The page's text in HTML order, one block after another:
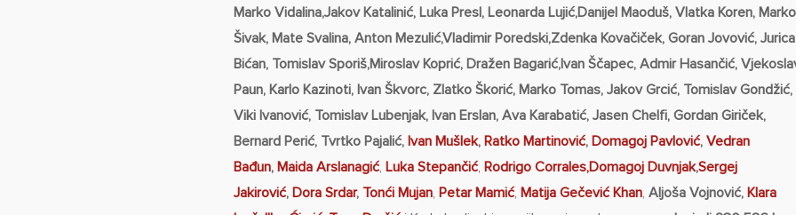
Marko Vidalina,Jakov Katalinić, Luka Presl, Leonarda Lujić,Danijel Maoduš, Vlatka Koren, Marko
Šivak, Mate Svalina, Anton Mezulić,Vladimir Poredski,Zdenka Kovačiček, Goran Jovović, Jurica
Bićan, Tomislav Sporiš,Miroslav Koprić, Dražen Bagarić,Ivan Ščapec, Admir Hasančić,
Paun, Karlo Kazinoti, Ivan Škvorc, Zlatko Škorić, Marko Tomas, Jakov Grcić, Tomislav Gondžić,
Viki Ivanović, Tomislav Lubenjak, Ivan Erslan, Ava Karabatić, Jasen Chelfi, Gordan Giriček,
Bernard Perić, Tvrtko Pajalić,Ivan Mušlek,Ratko Martinović, Domagoj Pavlović, Vedran
Bađun, Maida Arslanagić,Luka Stepančić,Rodrigo Corrales,Domagoj Duvnjak,Sergej
Jakirović, Dora Srdar, Tonći Mujan, Petar Mamić,Matija Gečević Khan,Aljoša Vojnović,Klara